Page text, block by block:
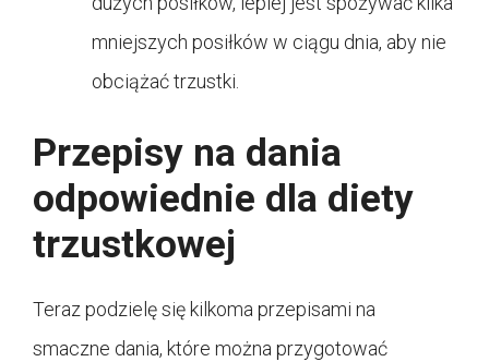
mniejszych posiłków w ciągu dnia, aby nie
obciążać trzustki.
Przepisy na dania
odpowiednie dla diety
trzustkowej
Teraz podzielę się kilkoma przepisami na
smaczne dania, które można przygotować